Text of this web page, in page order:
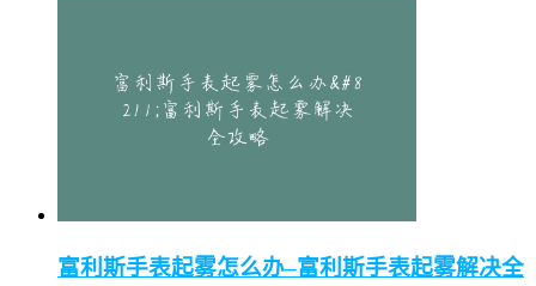
富利斯手表起雾怎么办–富利斯手表起雾解决全